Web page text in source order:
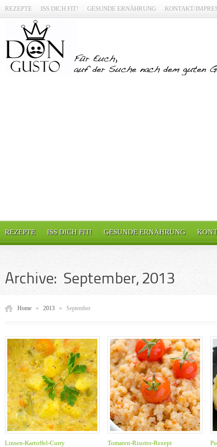
REZEPTE ISS DICH FIT! GESUNDE ERNÄHRUNG KONTAKT/
REZEPTE ISS DICH FIT! GESUNDE ERNÄHRUNG
Archive: September, 2013
Home » 2013 » September
Linsen-Kartoffel-Curry Tomaten-Risotto-Rezept